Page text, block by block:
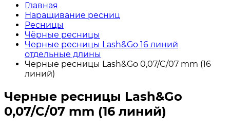
Главная
Наращивание ресниц
Ресницы
Чёрные ресницы
Черные ресницы Lash&Go 16 линий
отдельные длины
Черные ресницы Lash&Go 0,07/C/07 mm (16
линий)
Черные ресницы Lash&Go
0,07/C/07 mm (16 линий)